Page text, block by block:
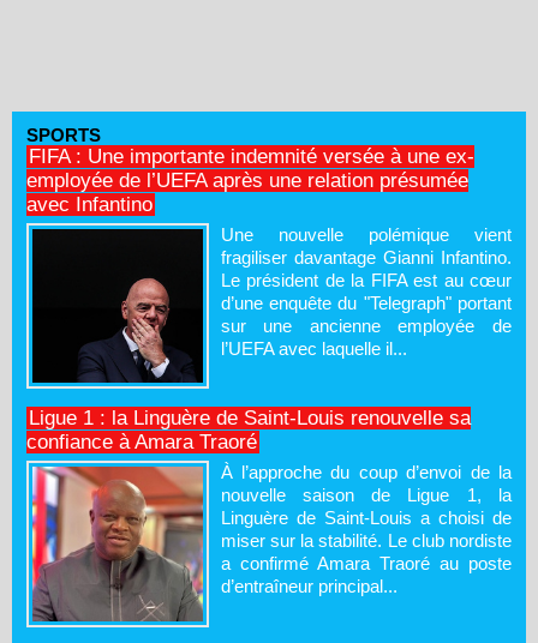
SPORTS
FIFA : Une importante indemnité versée à une ex-
employée de l’UEFA après une relation présumée
avec Infantino
Une nouvelle polémique vient
fragiliser davantage Gianni Infantino.
Le président de la FIFA est au cœur
d’une enquête du "Telegraph" portant
sur une ancienne employée de
l’UEFA avec laquelle il...
Ligue 1 : la Linguère de Saint-Louis renouvelle sa
confiance à Amara Traoré
À l’approche du coup d’envoi de la
nouvelle saison de Ligue 1, la
Linguère de Saint-Louis a choisi de
miser sur la stabilité. Le club nordiste
a confirmé Amara Traoré au poste
d’entraîneur principal...